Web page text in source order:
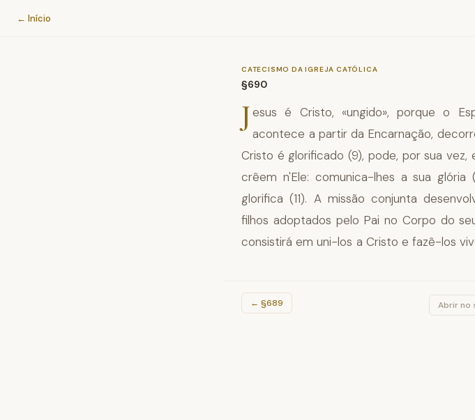
Catecismo da Igreja Católica
← Início
CATECISMO DA IGREJA CATÓLICA
§690
Jesus é Cristo, «ungido», porque o
acontece a partir da Encarnação,
Cristo é glorificado (9), pode, por sua
crêem n'Ele: comunica-lhes a sua
glorifica (11). A missão conjunta
filhos adoptados pelo Pai no Corpo do
consistirá em uni-los a Cristo e fazê-los
← §689 Abrir no